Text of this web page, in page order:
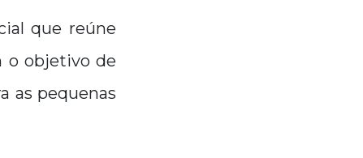
que reúne
o objetivo de
as pequenas